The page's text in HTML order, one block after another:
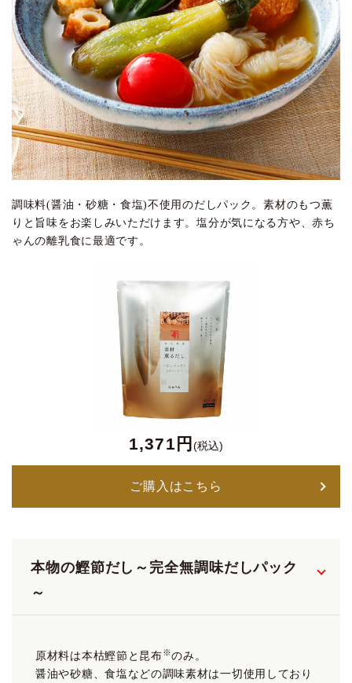
調味料(醤油・砂糖・食塩)不使用のだしパック。素材のもつ薫
りと旨味をお楽しみいただけます。塩分が気になる方や、赤ち
ゃんの離乳食に最適です。
1,371円 (税込)
ご購入はこちら
本物の鰹節だし～完全無調味だしパック
～
原材料は本枯鰹節と昆布※のみ。
醤油や砂糖、食塩などの調味素材は一切使用しており